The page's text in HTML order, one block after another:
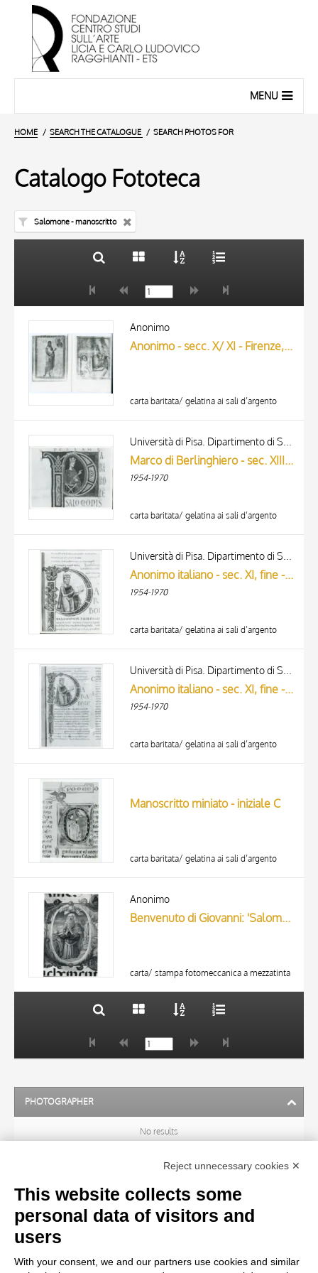
MENU
HOME SEARCH THE CATALOGUE SEARCH PHOTOS FOR
Catalogo Fototeca
Salomone - manoscritto
AUTHOR
MATERIAL AND TECHNIQUE
20 RESULTS
Anonimo
Anonimo - secc. X/ XI - Firenze, Biblioteca Medicea Laurenziana, ms. Plut.V.9, f. 128v (a sinistra) e Copenaghen, Kongelige Bibliotek, ms. Haun GKS 6, f. 83v (a destra)
carta baritata/ gelatina ai sali d’argento
Marco di Berlinghiero - sec. XIII, metà - Lucca, Biblioteca Capitolare Feliniana, Ms. 1, f. 3v, particolare
1954-1970
carta baritata/ gelatina ai sali d’argento
Anonimo italiano - sec. XI, fine - Lucca, Biblioteca Capitolare Feliniana, Ms. 2, f. 57r, particolare
1954-1970
carta baritata/ gelatina ai sali d’argento
Anonimo italiano - sec. XI, fine - Lucca, Biblioteca Capitolare Feliniana, Ms. 2, f. 47r, intero
1954-1970
carta baritata/ gelatina ai sali d’argento
Manoscritto miniato - iniziale C
carta baritata/ gelatina ai sali d’argento
Anonimo
Benvenuto di Giovanni: 'Salomone' (miniatura) - Cava de' Tirreni, Badia della Trinità
carta/ stampa fotomeccanica a mezzatinta
TITLE
ARTISTA
DATE20 RESULTS
PHOTOGRAPHER
No results
TITLE
MATERIAL AND TECHNIQUE
Reject unnecessary cookies ✕
This website collects some
personal data of visitors and
users
With your consent, we and our partners use cookies and similar